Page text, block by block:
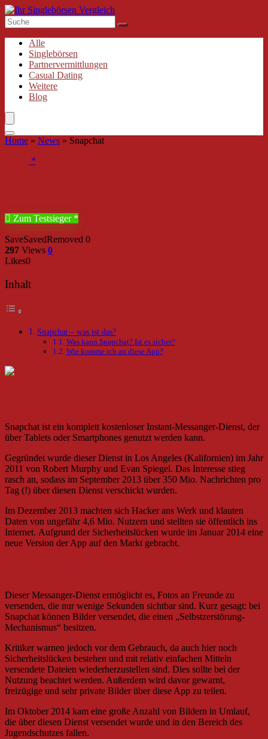
Alle
Singlebörsen
Partnervermittlungen
Casual Dating
Weitere
Blog
Home » News » Snapchat
Zum Testsieger
SaveSavedRemoved 0
297 Views 0
Likes0
Inhalt
Snapchat – was ist das?
Was kann Snapchat? Ist es sicher?
Wie komme ich an diese App?
Snapchat ist ein komplett kostenloser Instant-Messanger-Dienst, der
über Tablets oder Smartphones genutzt werden kann.
Gegründet wurde dieser Dienst in Los Angeles (Kalifornien) im Jahr
2011 von Robert Murphy und Evan Spiegel. Das Interesse stieg
rasch an, sodass im September 2013 über 350 Mio. Nachrichten pro
Tag (!) über diesen Dienst verschickt wurden.
Im Dezember 2013 machten sich Hacker ans Werk und klauten
Daten von ungefähr 4,6 Mio. Nutzern und stellten sie öffentlich ins
Internet. Aufgrund der Sicherheitslücken wurde im Januar 2014 eine
neue Version der App auf den Markt gebracht.
Dieser Messanger-Dienst ermöglicht es, Fotos an Freunde zu
versenden, die nur wenige Sekunden sichtbar sind. Kurz gesagt: bei
Snapchat können Bilder versendet, die einen „Selbstzerstörung-
Mechanismus“ besitzen.
Kritiker warnen jedoch vor dem Gebrauch, da auch hier noch
Sicherheitslücken bestehen und mit relativ einfachen Mitteln
versendete Dateien wiederherzustellen sind. Dies sollte bei der
Nutzung beachtet werden. Außerdem wird davor gewarnt,
freizügige und sehr private Bilder über diese App zu teilen.
Im Oktober 2014 kam eine große Anzahl von Bildern in Umlauf,
die über diesen Dienst versendet wurde und in den Bereich des
Jugendschutzes fallen.